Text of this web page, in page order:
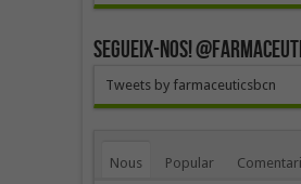
SEGUEIX-NOS!
Tweets by farmaceuticsbcn
Nous Popular